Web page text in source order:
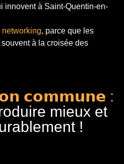
innovent à Saint-Quentin-en-
, parce que les
à la croisée des
𝗰𝗼𝗺𝗺𝘂𝗻𝗲 :
mieux et
!